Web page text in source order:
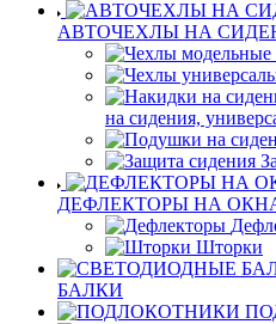
АВТОЧЕХЛЫ НА
на сидения,
ДЕФЛЕКТОРЫ НА
Шторки
БАЛКИ